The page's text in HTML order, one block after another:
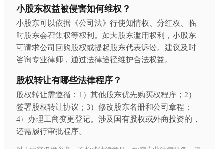
小股东权益被侵害如何维权？
小股东可以依据《公司法》行使知情权、分红权、临
时股东会召集权等权利。如大股东滥用权利，小股东
可请求公司回购股权或提起股东代表诉讼。建议及时
咨询专业律师，通过法律途径维护合法权益。
股权转让有哪些法律程序？
股权转让需遵循：1）其他股东优先购买权程序；2）
签署股权转让协议；3）修改股东名册和公司章程；
4）办理工商变更登记。涉及国有股权或外商投资的，
还需履行审批程序。